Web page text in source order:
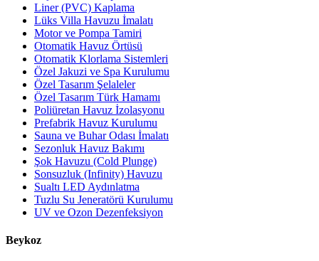
Liner (PVC) Kaplama
Lüks Villa Havuzu İmalatı
Motor ve Pompa Tamiri
Otomatik Havuz Örtüsü
Otomatik Klorlama Sistemleri
Özel Jakuzi ve Spa Kurulumu
Özel Tasarım Şelaleler
Özel Tasarım Türk Hamamı
Poliüretan Havuz İzolasyonu
Prefabrik Havuz Kurulumu
Sauna ve Buhar Odası İmalatı
Sezonluk Havuz Bakımı
Şok Havuzu (Cold Plunge)
Sonsuzluk (Infinity) Havuzu
Sualtı LED Aydınlatma
Tuzlu Su Jeneratörü Kurulumu
UV ve Ozon Dezenfeksiyon
Beykoz